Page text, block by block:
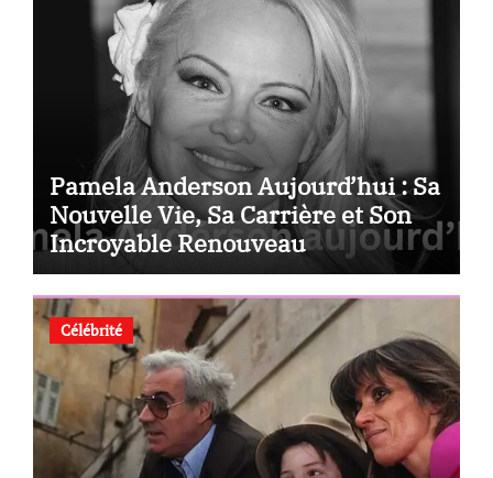
Pamela Anderson Aujourd’hui : Sa
Nouvelle Vie, Sa Carrière et Son
Incroyable Renouveau
Célébrité